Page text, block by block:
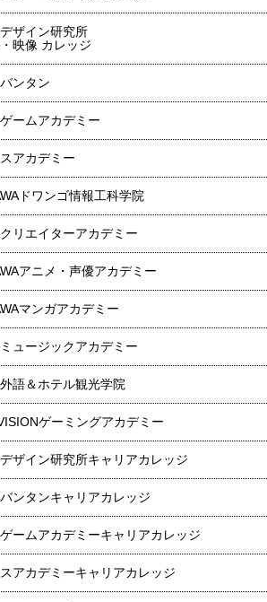
ザイン研究所
映像 カレッジ
ンタン
ームアカデミー
アカデミー
ドワンゴ情報工科学院
リエイターアカデミー
アニメ・声優アカデミー
マンガアカデミー
ュージックアカデミー
語＆ホテル観光学院
ゲーミングアカデミー
ザイン研究所キャリアカレッジ
ンタンキャリアカレッジ
ームアカデミーキャリアカレッジ
アカデミーキャリアカレッジ